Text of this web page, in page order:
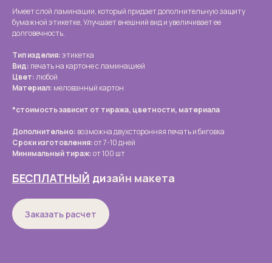
Имеет слой ламинации, который придает дополнительную защиту
бумажной этикетке, Улучшает внешний вид и увеличивает ее
долговечность.
Тип изделия:этикетка
Вид: печать на картоне с ламинацией
Цвет:любой
Материал: мелованный картон
*стоимость зависит от тиража, цветности, материала
Дополнительно: возможна двухсторонняя печать и биговка
Сроки изготовления:от 7-10 дней
Минимальный тираж:от 100 шт
БЕСПЛАТНЫЙ дизайн макета
Заказать расчет